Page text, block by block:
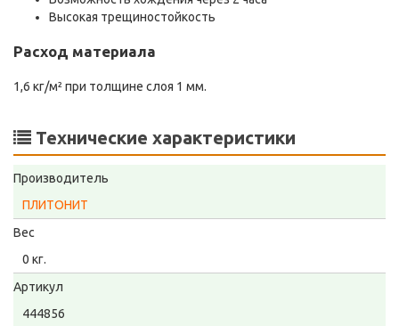
Высокая трещиностойкость
Расход материала
1,6 кг/м² при толщине слоя 1 мм.
Технические характеристики
Производитель
ПЛИТОНИТ
Вес
0 кг.
Артикул
444856